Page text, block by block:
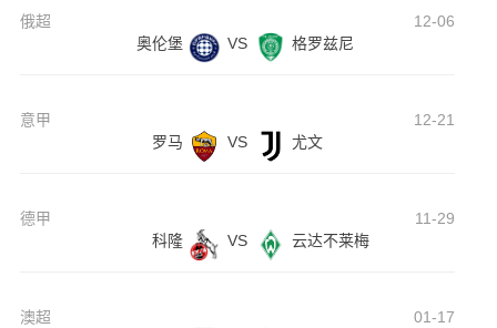
俄超
12-06
奥伦堡
VS 格罗兹尼
意甲
12-21
罗马
VS 尤文
德甲
11-29
科隆
VS 云达不莱梅
澳超
01-17